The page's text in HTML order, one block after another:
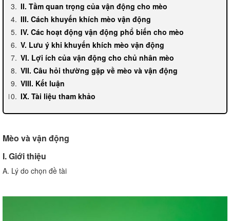
II. Tầm quan trọng của vận động cho mèo
III. Cách khuyến khích mèo vận động
IV. Các hoạt động vận động phổ biến cho mèo
V. Lưu ý khi khuyến khích mèo vận động
VI. Lợi ích của vận động cho chủ nhân mèo
VII. Câu hỏi thường gặp về mèo và vận động
VIII. Kết luận
IX. Tài liệu tham khảo
Mèo và vận động
I. Giới thiệu
A. Lý do chọn đề tài